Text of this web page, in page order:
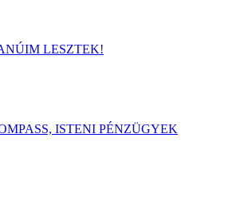
LESZTEK!
ISTENI PÉNZÜGYEK